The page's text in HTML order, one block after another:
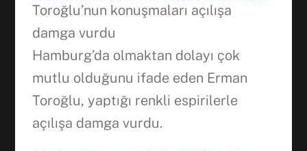
Toroğlu’nun konuşmaları açılışa
damga vurdu
Hamburg’da olmaktan dolayı çok
mutlu olduğunu ifade eden Erman
Toroğlu, yaptığı renkli espirilerle
açılışa damga vurdu.